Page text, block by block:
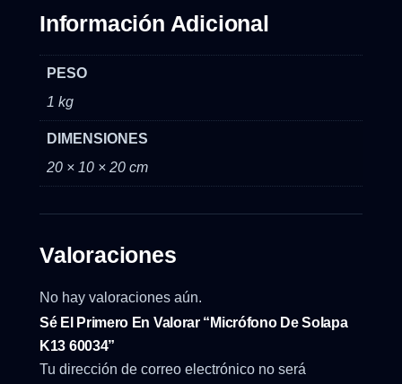
Información Adicional
PESO
1 kg
DIMENSIONES
20 × 10 × 20 cm
Valoraciones
No hay valoraciones aún.
Sé El Primero En Valorar “Micrófono De Solapa
K13 60034”
Tu dirección de correo electrónico no será